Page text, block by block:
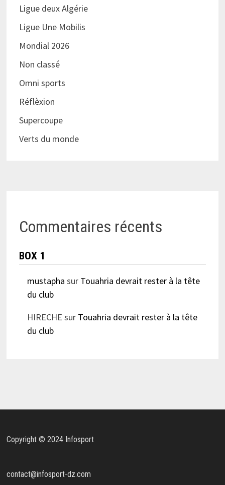
Ligue deux Algérie
Ligue Une Mobilis
Mondial 2026
Non classé
Omni sports
Réflèxion
Supercoupe
Verts du monde
Commentaires récents
BOX 1
mustapha sur Touahria devrait rester à la tête
du club
HIRECHE sur Touahria devrait rester à la tête
du club
Copyright © 2024 Infosport
contact@infosport-dz.com